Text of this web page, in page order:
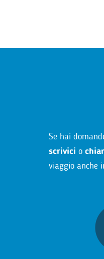
Se hai
scrivici o
viaggio anche